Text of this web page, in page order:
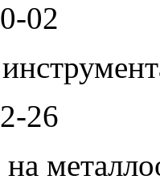
02
26